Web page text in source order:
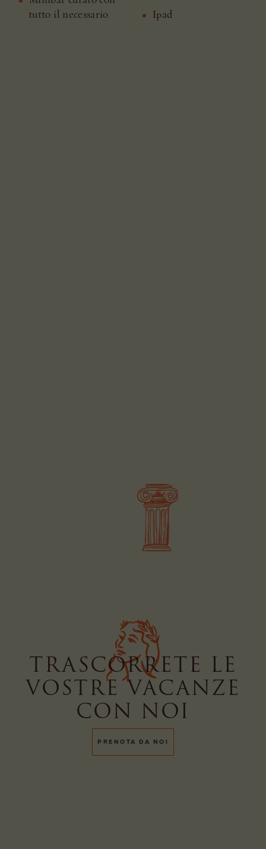
tutto il necessario
Ipad
TRASCORRETE LE
VOSTRE VACANZE
CON NOI
PRENOTA DA NOI